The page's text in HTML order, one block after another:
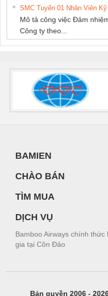
SMC Tuyển 01 Nhân Viên
Mô tả công việc Đảm
Công ty theo...
BAMIEN
CHÀO BÁN
TÌM MUA
DỊCH VỤ
Bamboo Airways chính
gia tại Côn Đảo
Bản quyền 2006 -